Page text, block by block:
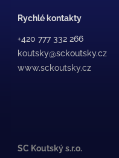
Rychlé kontakty
+420 777 332 266
koutsky@sckoutsky.cz
www.sckoutsky.cz
SC Koutský s.r.o.